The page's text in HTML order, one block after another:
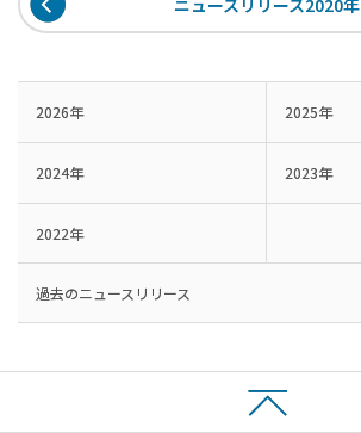
ニュースリリース2020年
2026年 2025年
2024年 2023年
2022年
過去のニュースリリース